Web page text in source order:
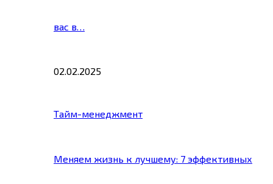
вас в…
02.02.2025
Тайм-менеджмент
Меняем жизнь к лучшему: 7 эффективных